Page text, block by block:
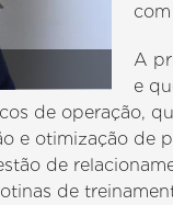
A
e
de operação,
e otimização de
de
de